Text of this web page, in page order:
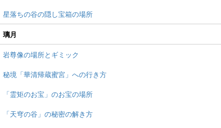
星落ちの谷の隠し宝箱の場所
璃月
岩尊像の場所とギミック
秘境「華清帰蔵蜜宮」への行き方
「霊矩のお宝」のお宝の場所
「天穹の谷」の秘密の解き方